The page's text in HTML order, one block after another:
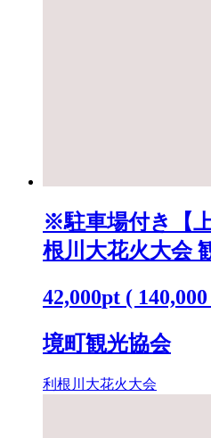
※駐車場付き【
根川大花火大会
42,000pt ( 140,000
境町観光協会
利根川大花火大会